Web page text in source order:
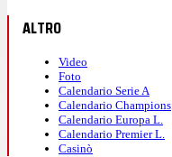
ALTRO
Video
Foto
Calendario Serie A
Calendario Champions
Calendario Europa L.
Calendario Premier L.
Casinò